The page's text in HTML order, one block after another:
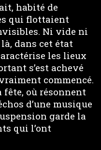
habité de
qui flottaient
Ni vide ni
dans cet état
les lieux
s’est achevé
commencé.
fête, où résonnent
d’une musique
garde la
qui l’ont